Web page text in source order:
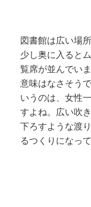
図書館は広い場
少し奥に入ると
覧席が並んでい
意味はなさそう
いうのは、女性
すよね。広い吹
下ろすような渡
るつくりになって